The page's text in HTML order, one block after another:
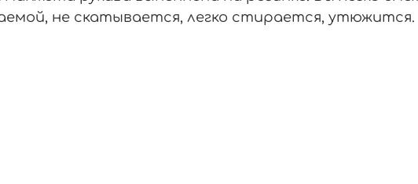
не скатывается, легко стирается, утюжится.